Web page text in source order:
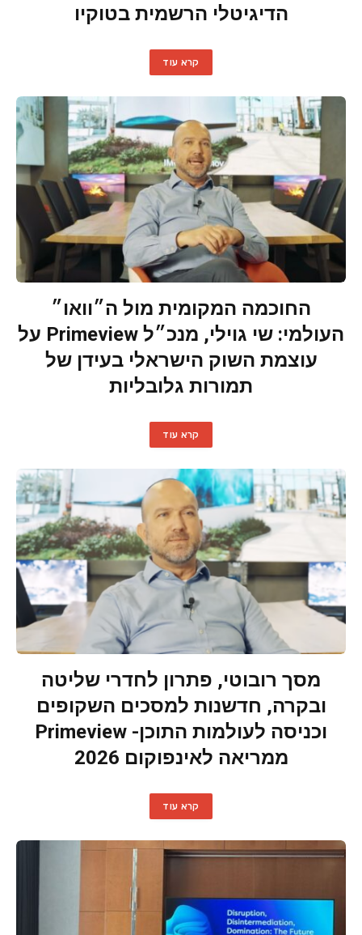
הדיגיטלי הרשמית בטוקיו
קרא עוד
החוכמה המקומית מול ה״וואו״
העולמי: שי גוילי, מנכ״ל Primeview על
עוצמת השוק הישראלי בעידן של
תמורות גלובליות
קרא עוד
מסך רובוטי, פתרון לחדרי שליטה
ובקרה, חדשנות למסכים השקופים
וכניסה לעולמות התוכן- Primeview
ממריאה לאינפוקום 2026
קרא עוד